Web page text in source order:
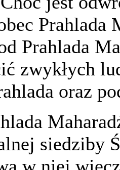
Prahlada
Prahlada
zwykłych
oraz
siedziby